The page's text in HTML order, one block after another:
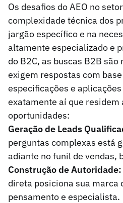
Os desafios do AEO no
complexidade técnica dos
jargão específico e na
altamente especializado e
do B2C, as buscas B2B
exigem respostas com
especificações e
exatamente aí que residem
oportunidades:
Geração de Leads
perguntas complexas está
adiante no funil de vendas,
Construção de Autoridade:
direta posiciona sua marca
pensamento e especialista.